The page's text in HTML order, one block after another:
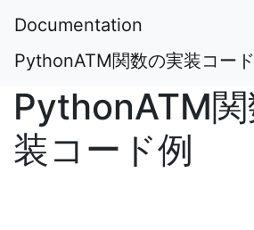
Documentation
PythonATM関数の実装コー
PythonATM
装コード例